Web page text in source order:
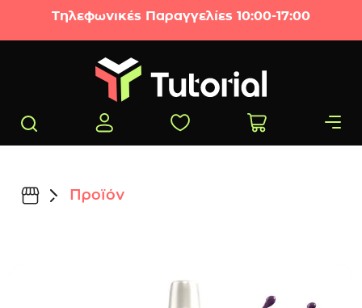
Μετάβαση στο περιεχόμενο
Τηλεφωνικές Παραγγελίες 10:00-17:00
Προϊόν